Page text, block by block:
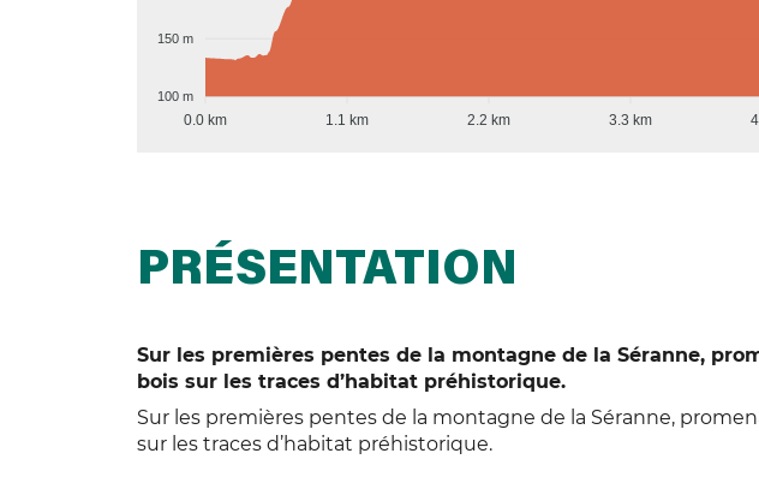
150 m
100 m
0.0 km 1.1 km 2.2 km 3.3 km
PRÉSENTATION
Sur les premières pentes de la montagne de la Séranne,
bois sur les traces d’habitat préhistorique.
Sur les premières pentes de la montagne de la Séranne,
sur les traces d’habitat préhistorique.